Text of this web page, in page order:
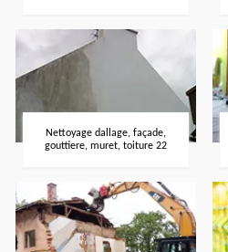
Nettoyage dallage, façade,
gouttiere, muret, toiture 22